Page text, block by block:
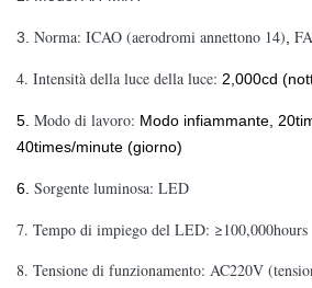
3. Norma: ICAO (aerodromi annettono 14)
4. Intensità della luce della luce: 2,000cd
5. Modo di lavoro: Modo infiammante,
40times/minute (giorno)
6. Sorgente luminosa: LED
7. Tempo di impiego del LED: ≥100,000hours
8. Tensione di funzionamento: AC220V